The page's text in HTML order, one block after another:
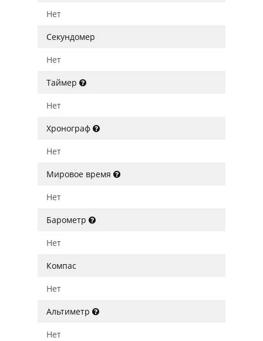
Нет
Секундомер
Нет
Таймер
Нет
Хронограф
Нет
Мировое время
Нет
Барометр
Нет
Компас
Нет
Альтиметр
Нет